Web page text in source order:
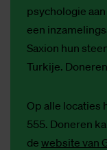
psychologie
een
Saxion hun
Turkije.
Op alle locaties
555. Doneren
de website van